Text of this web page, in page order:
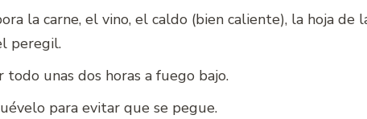
la carne, el vino, el caldo (bien caliente), la hoja de
peregil.
todo unas dos horas a fuego bajo.
para evitar que se pegue.